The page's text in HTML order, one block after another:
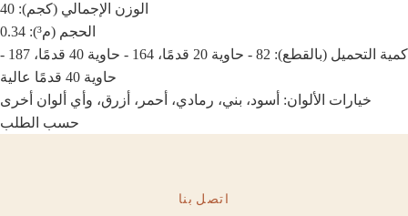
الوزن الإجمالي (كجم): 40
الحجم (م³): 0.34
كمية التحميل (بالقطع): 82 - حاوية 20 قدمًا، 164 - حاوية 40 قدمًا، 187 -
حاوية 40 قدمًا عالية
خيارات الألوان: أسود، بني، رمادي، أحمر، أزرق، وأي ألوان أخرى
حسب الطلب
اتصل بنا